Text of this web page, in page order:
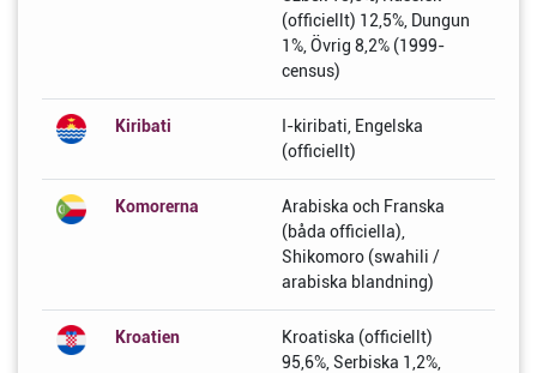
(officiellt) 12,5%, Dungun
1%, Övrig 8,2% (1999-
census)
Kiribati
I-kiribati, Engelska
(officiellt)
Komorerna
Arabiska och Franska
(båda officiella),
Shikomoro (swahili /
arabiska blandning)
Kroatien
Kroatiska (officiellt)
95,6%, Serbiska 1,2%,